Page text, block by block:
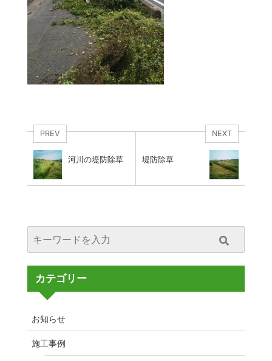
PREV
河川の堤防除草
NEXT
堤防除草
カテゴリー
お知らせ
施工事例